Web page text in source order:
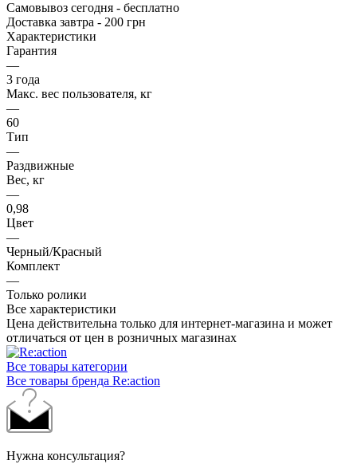
Самовывоз сегодня - бесплатно
Доставка завтра - 200 грн
Характеристики
Гарантия
—
3 года
Макс. вес пользователя, кг
—
60
Тип
—
Раздвижные
Вес, кг
—
0,98
Цвет
—
Черный/Красный
Комплект
—
Только ролики
Все характеристики
Цена действительна только для интернет-магазина и может
отличаться от цен в розничных магазинах
Все товары категории
Все товары бренда Re:action
Нужна консультация?